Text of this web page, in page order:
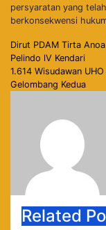
persyaratan yang
berkonsekwensi
Navigasi
pos
Dirut PDAM Tirta
Pelindo lV Kendari
1.614 Wisudawan
Gelombang Kedua
Related